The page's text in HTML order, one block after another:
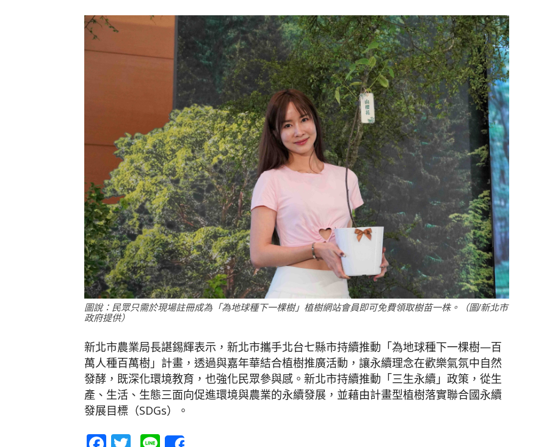
圖說：民眾只需於現場註冊成為「為地球種下一棵樹」植樹網站會員即可免費領取樹苗一株。（圖/新北市
政府提供）
新北市農業局長諶錫輝表示，新北市攜手北台七縣市持續推動「為地球種下一棵樹—百
萬人種百萬樹」計畫，透過與嘉年華結合植樹推廣活動，讓永續理念在歡樂氣氛中自然
發酵，既深化環境教育，也強化民眾參與感。新北市持續推動「三生永續」政策，從生
產、生活、生態三面向促進環境與農業的永續發展，並藉由計畫型植樹落實聯合國永續
發展目標（SDGs）。